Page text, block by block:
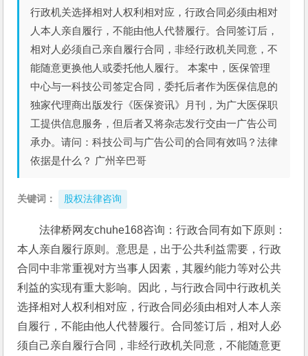
行政机关选择相对人权利相对应，行政合同必须由相对
人本人亲自履行，不能由他人代替履行。合同签订后，
相对人必须自己亲自履行合同，非经行政机关同意，不
能随意更换他人或委托他人履行。 本案中，医保管理
中心与一科技公司签定合同，委托后者作为医保信息的
独家代理商出版发行《医保资讯》月刊，为广大医保职
工提供信息服务，但后者又将杂志发行交由一广告公司
承办。请问：科技公司与广告公司的合同有效吗？法律
依据是什么？ 广州辛巴哥
关键词： 股权法律咨询
法律桥网友chuhe168咨询：行政合同有如下原则：
本人亲自履行原则。意思是，出于公共利益需要，行政
合同中非常重视对方当事人因素，其履约能力等对公共
利益的实现有重大影响。因此，与行政合同中行政机关
选择相对人权利相对应，行政合同必须由相对人本人亲
自履行，不能由他人代替履行。合同签订后，相对人必
须自己亲自履行合同，非经行政机关同意，不能随意更